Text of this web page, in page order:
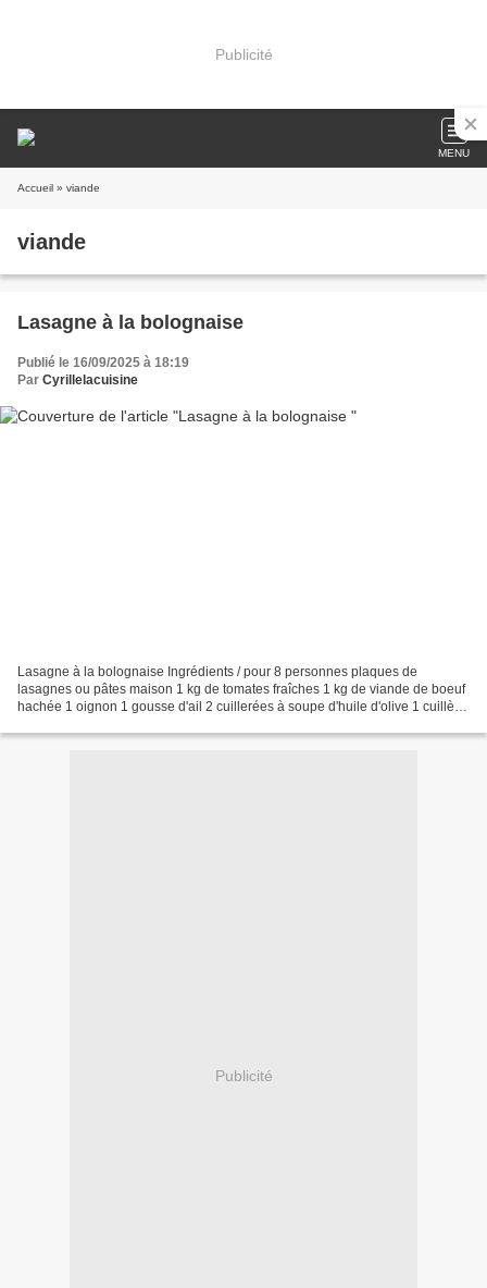
Publicité
MENU
Accueil » viande
viande
Lasagne à la bolognaise
Publié le 16/09/2025 à 18:19
Par Cyrillelacuisine
Lasagne à la bolognaise Ingrédients / pour 8 personnes plaques de
lasagnes ou pâtes maison 1 kg de tomates fraîches 1 kg de viande de boeuf
hachée 1 oignon 1 gousse d'ail 2 cuillerées à soupe d'huile d'olive 1 cuillère
Publicité